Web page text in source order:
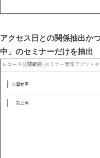
アクセス日との関係抽出か
中」のセミナーだけを抽出